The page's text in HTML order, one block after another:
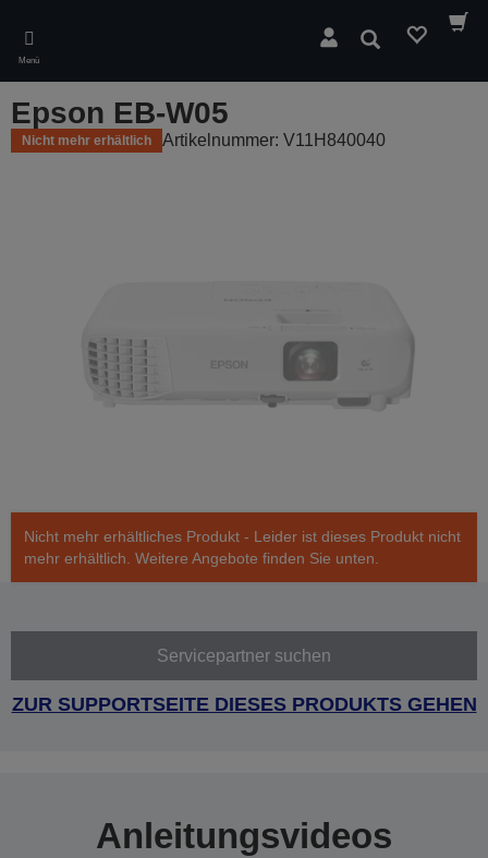
main
content
Menü
Suchen
Epson EB-W05
Nicht mehr erhältlich Artikelnummer: V11H840040
Nicht mehr erhältliches Produkt - Leider ist dieses Produkt nicht
mehr erhältlich. Weitere Angebote finden Sie unten.
Servicepartner suchen
ZUR SUPPORTSEITE DIESES PRODUKTS GEHEN
Anleitungsvideos